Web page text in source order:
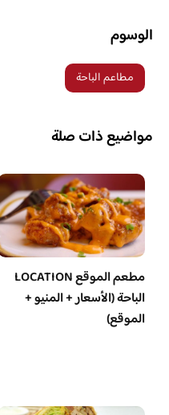
الوسوم
مطاعم الباحة
مواضيع ذات صلة
مطعم الموقع LOCATION
الباحة (الأسعار + المنيو +
الموقع)